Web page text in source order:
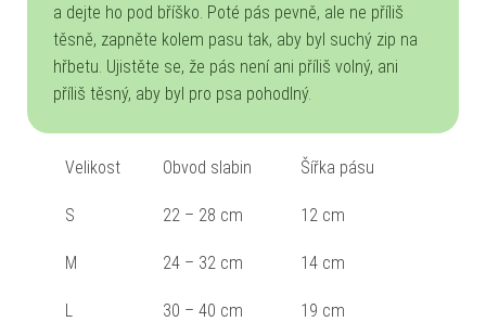
a dejte ho pod bříško. Poté pás pevně, ale ne příliš
těsně, zapněte kolem pasu tak, aby byl suchý zip na
hřbetu. Ujistěte se, že pás není ani příliš volný, ani
příliš těsný, aby byl pro psa pohodlný.
Velikost Obvod slabin Šířka pásu
S 22 – 28 cm 12 cm
M 24 – 32 cm 14 cm
L 30 – 40 cm 19 cm